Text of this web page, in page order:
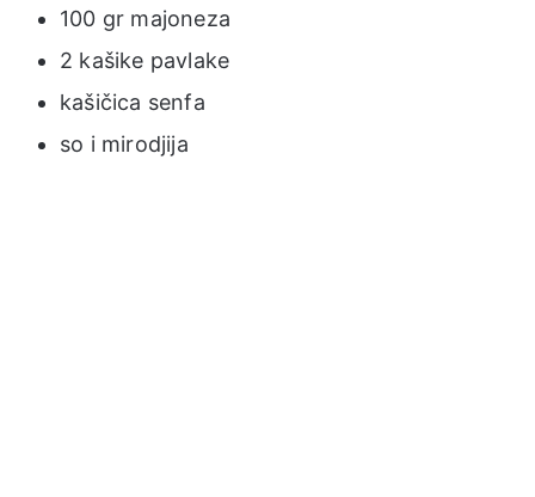
100 gr majoneza
2 kašike pavlake
kašičica senfa
so i mirodjija